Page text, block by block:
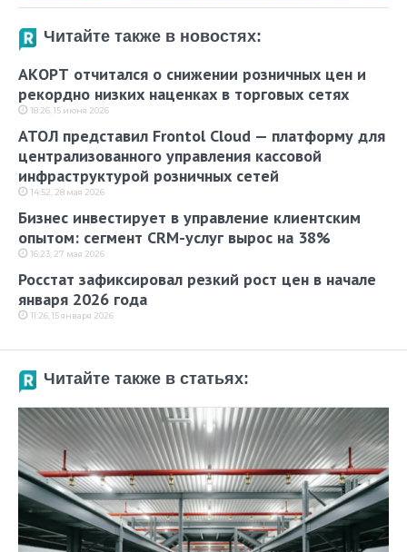
Читайте также в новостях:
АКОРТ отчитался о снижении розничных цен и
рекордно низких наценках в торговых сетях
18:26, 15 июня 2026
АТОЛ представил Frontol Cloud — платформу для
централизованного управления кассовой
инфраструктурой розничных сетей
14:52, 28 мая 2026
Бизнес инвестирует в управление клиентским
опытом: сегмент CRM-услуг вырос на 38%
16:23, 27 мая 2026
Росстат зафиксировал резкий рост цен в начале
января 2026 года
11:26, 15 января 2026
Читайте также в статьях: